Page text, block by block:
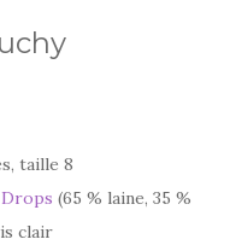
taille 8
(65 % laine, 35 %
clair